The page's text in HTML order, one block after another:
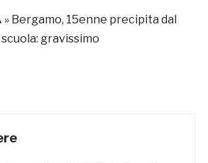
» Bergamo, 15enne precipita dal
gravissimo